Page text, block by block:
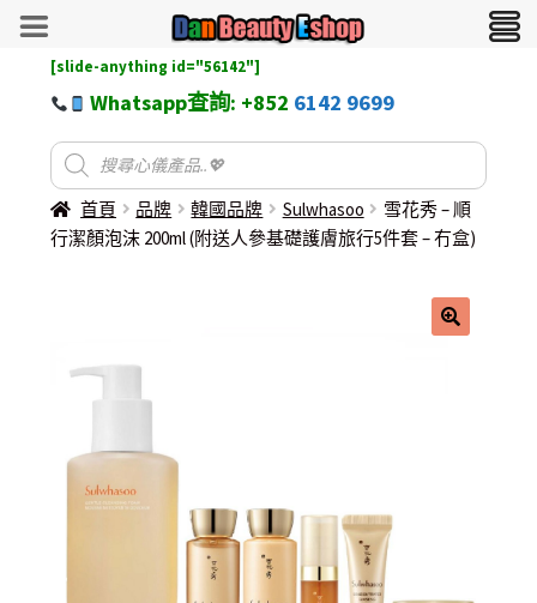
[slide-anything id="56142"]
Whatsapp查詢: +852 6142 9699
首頁 品牌 韓國品牌 Sulwhasoo
雪花秀 – 順
行潔顏泡沫 200ml (附送人參基礎護膚旅行5件套 – 冇盒)